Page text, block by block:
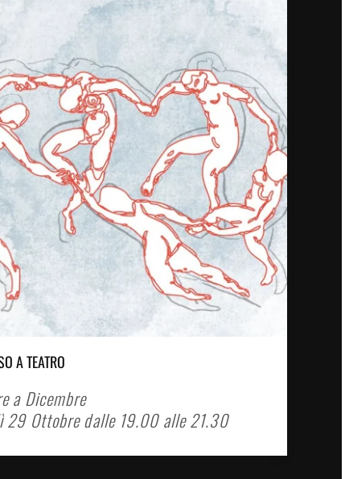
A TEATRO
a Dicembre
29 Ottobre dalle 19.00 alle 21.30